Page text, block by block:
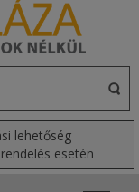
lehetőség
esetén